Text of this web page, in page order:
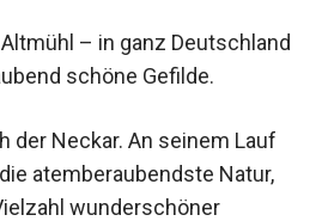
Altmühl – in ganz Deutschland
schöne Gefilde.
der Neckar. An seinem Lauf
atemberaubendste Natur,
wunderschöner